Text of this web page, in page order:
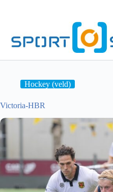
Hockey (veld)
Victoria-HBR